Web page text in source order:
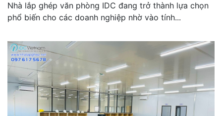
Nhà lắp ghép văn phòng IDC đang trở thành lựa chọn
phổ biến cho các doanh nghiệp nhờ vào tính...